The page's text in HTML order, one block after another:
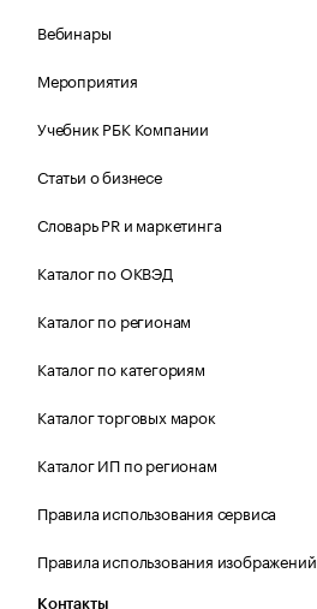
Вебинары
Мероприятия
Учебник РБК Компании
Статьи о бизнесе
Словарь PR и маркетинга
Каталог по ОКВЭД
Каталог по регионам
Каталог по категориям
Каталог торговых марок
Каталог ИП по регионам
Правила использования сервиса
Правила использования изображений
Контакты